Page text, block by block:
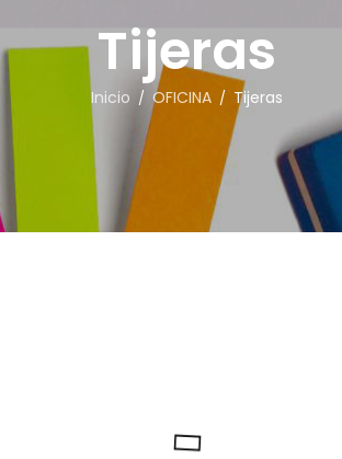
Tijeras
Inicio / OFICINA / Tijeras